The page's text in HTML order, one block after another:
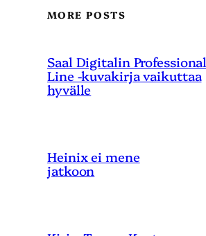
MORE POSTS
Saal Digitalin Professional
Line -kuvakirja vaikuttaa
hyvälle
Heinix ei mene
jatkoon